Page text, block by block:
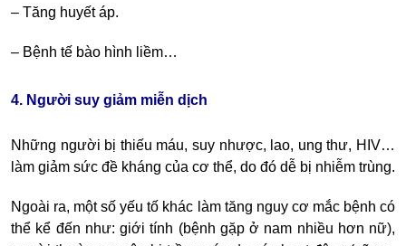
– Tăng huyết áp.
– Bệnh tế bào hình liềm…
4. Người suy giảm miễn dịch
Những người bị thiếu máu, suy nhược, lao, ung thư, HIV…
làm giảm sức đề kháng của cơ thể, do đó dễ bị nhiễm trùng.
Ngoài ra, một số yếu tố khác làm tăng nguy cơ mắc bệnh có
thể kể đến như: giới tính (bệnh gặp ở nam nhiều hơn nữ),